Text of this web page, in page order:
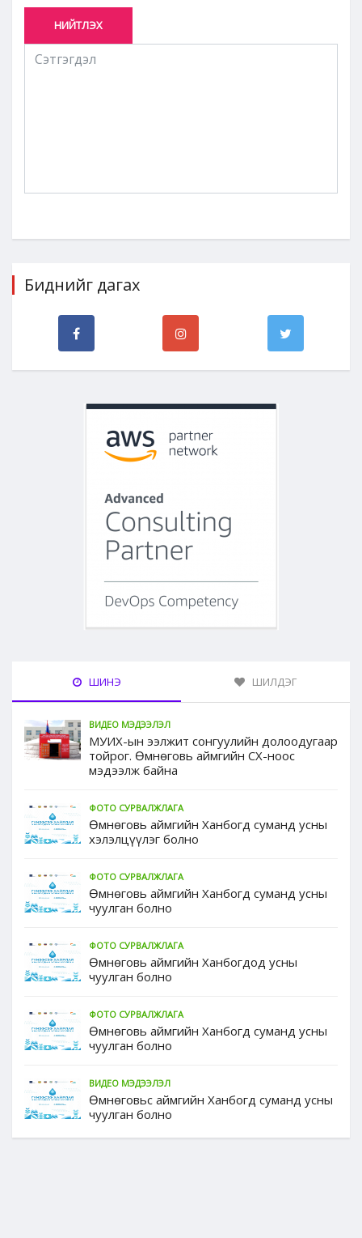
НИЙТЛЭХ
Биднийг дагах
ШИНЭ ШИЛДЭГ
ВИДЕО МЭДЭЭЛЭЛ
МУИХ-ын ээлжит сонгуулийн долоодугаар
тойрог. Өмнөговь аймгийн СХ-ноос
мэдээлж байна
ФОТО СУРВАЛЖЛАГА
Өмнөговь аймгийн Ханбогд суманд усны
хэлэлцүүлэг болно
ФОТО СУРВАЛЖЛАГА
Өмнөговь аймгийн Ханбогд суманд усны
чуулган болно
ФОТО СУРВАЛЖЛАГА
Өмнөговь аймгийн Ханбогдод усны
чуулган болно
ФОТО СУРВАЛЖЛАГА
Өмнөговь аймгийн Ханбогд суманд усны
чуулган болно
ВИДЕО МЭДЭЭЛЭЛ
Өмнөговьс аймгийн Ханбогд суманд усны
чуулган болно